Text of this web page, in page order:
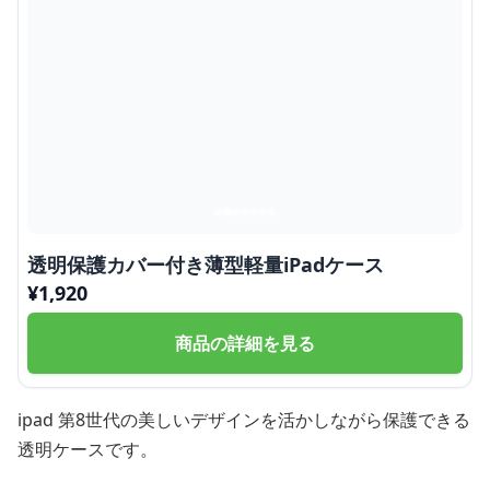
透明保護カバー付き薄型軽量iPadケース
¥1,920
商品の詳細を見る
ipad 第8世代の美しいデザインを活かしながら保護できる
透明ケースです。